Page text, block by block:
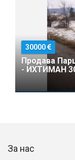
30000
Продава
- ИХТИМАН
За нас